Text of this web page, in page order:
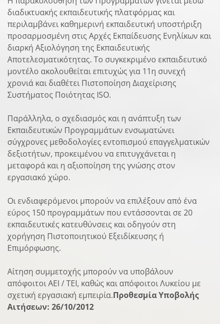
διαδικτυακής εκπαιδευτικής πλατφόρμας και
περιλαμβάνει καθημερινή εκπαιδευτική υποστήριξη
προσαρμοσμένη στις Αρχές Εκπαίδευσης Ενηλίκων και
διαρκή Αξιολόγηση της Εκπαιδευτικής
Αποτελεσματικότητας. Το συγκεκριμένο εκπαιδευτικό
μοντέλο ακολουθείται επιτυχώς για 11η συνεχή
χρονιά και διαθέτει Πιστοποίηση Διαχείρισης
Συστήματος Ποιότητας ISO.
Παράλληλα, ο σχεδιασμός και η ανάπτυξη των
Εκπαιδευτικών Προγραμμάτων ενσωματώνει
σύγχρονες μεθοδολογίες εντοπισμού επαγγελματικών
δεξιοτήτων, προκειμένου να επιτυγχάνεται η
μεταφορά και η αξιοποίηση της γνώσης στον
εργασιακό χώρο.
Οι ενδιαφερόμενοι μπορούν να επιλέξουν από ένα
εύρος 150 προγραμμάτων που εντάσσονται σε 20
εκπαιδευτικές κατευθύνσεις και οδηγούν στη
χορήγηση Πιστοποιητικού Εξειδίκευσης ή
Επιμόρφωσης.
Αίτηση συμμετοχής μπορούν να υποβάλουν
απόφοιτοι ΑΕΙ / ΤΕΙ, καθώς και απόφοιτοι Λυκείου με
σχετική εργασιακή εμπειρία.Προθεσμία Υποβολής
Αιτήσεων: 26/10/2012